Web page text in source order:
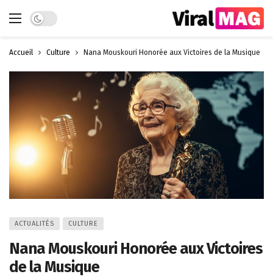
Dark mode
Accueil Culture Nana Mouskouri Honorée aux Victoires de la Musique
ACTUALITÉS CULTURE
Nana Mouskouri Honorée aux Victoires
de la Musique